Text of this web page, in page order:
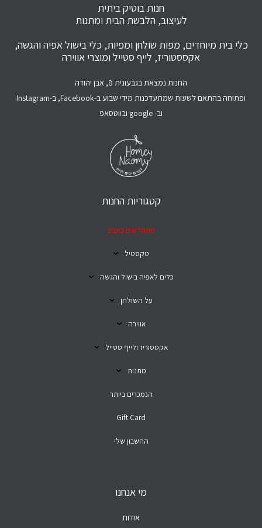
חנות בוטיק ביתית
לעיצוב, הלבשת הבית ומתנות
כלי בית מיוחדים, מפות שולחן ומפיות, כלי בישול אפיה והגשה,
אקססטוריז, לייף סטייל ומוצרי אווירה
החנות נמצאת בגבעונית 8, אבן יהודה
ופתוחה בהתאם לשעות שמתעדכנות מידי שבוע ב-Facebook, ב-Instagram
וב- google ובווטסאפ
קטגוריות החנות
מתחדשים באביב
טקסטיל
כלים לאפיה בישול והגשה
על השולחן
אווירה
אקססוריז ולייף סטייל
מתנות
הנמכרים ביותר
Gift Card
החשבון שלי
מי אנחנו
אודות